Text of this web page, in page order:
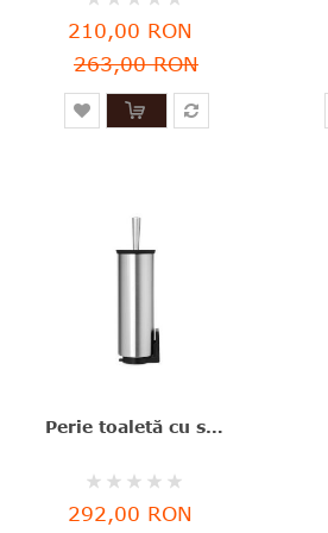
0%
210,00 RON
263,00 RON
Perie toaletă cu suport, inox mat, 42.5x11.4x12.5 cm, Profile, Brabantia - 8710755427183
Rating:
0%
292,00 RON